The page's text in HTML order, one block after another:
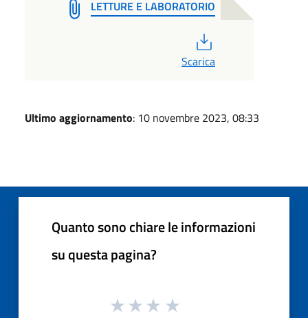
LETTURE E LABORATORIO
Scarica
Ultimo aggiornamento: 10 novembre 2023, 08:33
Quanto sono chiare le informazioni
su questa pagina?